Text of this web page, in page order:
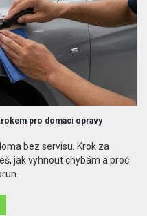
pro domácí opravy
bez servisu. Krok za
jak vyhnout chybám a proč